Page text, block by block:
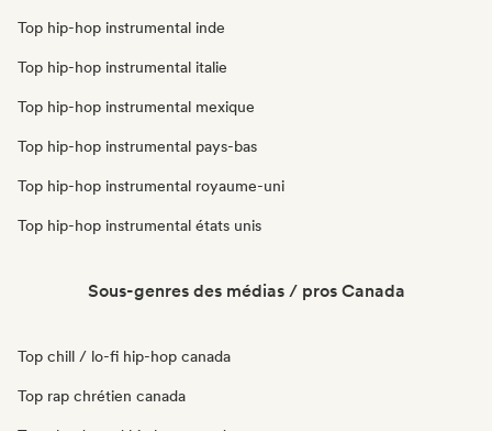
Top hip-hop instrumental inde
Top hip-hop instrumental italie
Top hip-hop instrumental mexique
Top hip-hop instrumental pays-bas
Top hip-hop instrumental royaume-uni
Top hip-hop instrumental états unis
Sous-genres des médias / pros Canada
Top chill / lo-fi hip-hop canada
Top rap chrétien canada